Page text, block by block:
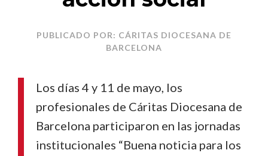
PUBLICADO POR: CÁRITAS DIOCESANA DE
BARCELONA
Los días 4 y 11 de mayo, los
profesionales de Cáritas Diocesana de
Barcelona participaron en las jornadas
institucionales “Buena noticia para los